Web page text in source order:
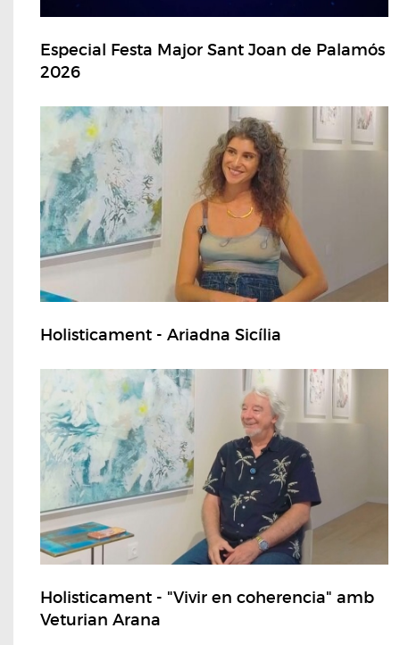
Especial Festa Major Sant Joan de Palamós
2026
Holisticament - Ariadna Sicília
Holisticament - "Vivir en coherencia" amb
Veturian Arana